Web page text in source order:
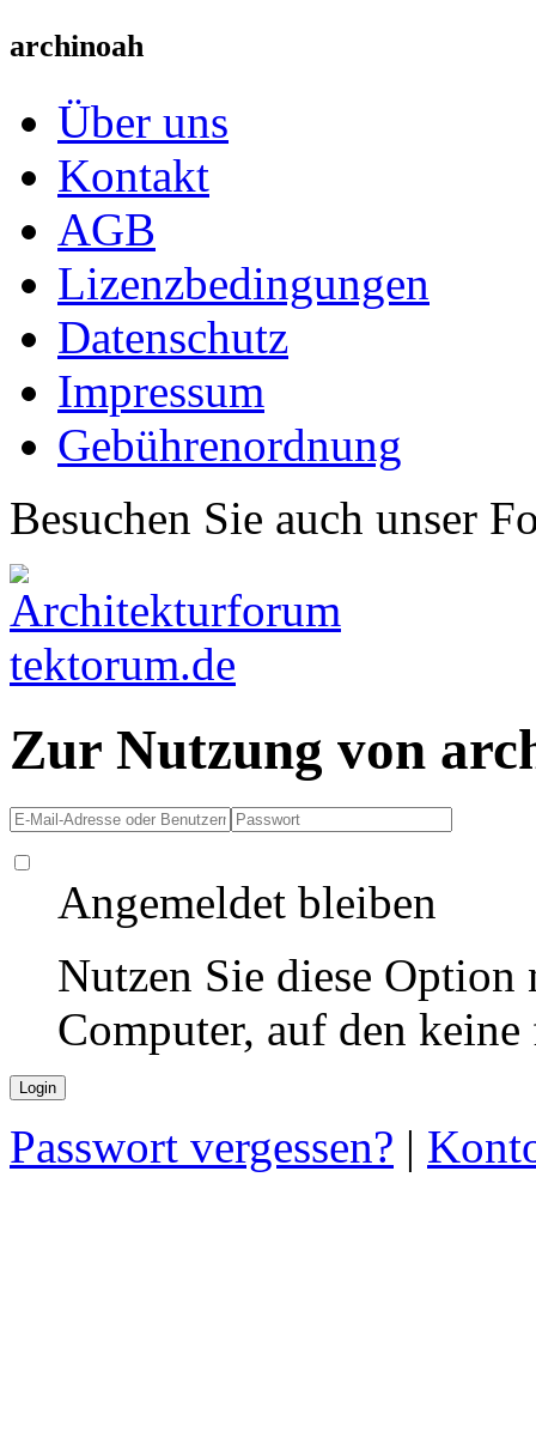
archinoah
Über uns
Kontakt
AGB
Lizenzbedingungen
Datenschutz
Impressum
Gebührenordnung
Besuchen Sie auch unser
Zur Nutzung von
Angemeldet bleiben
Nutzen Sie diese
Computer, auf den
Passwort vergessen? |